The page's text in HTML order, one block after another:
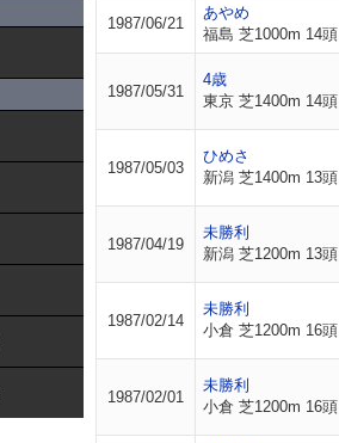
1987/06/21
あやめ
福島 芝1000m 14頭
1987/05/31
4歳
東京 芝1400m 14頭
1987/05/03
ひめさ
新潟 芝1400m 13頭
1987/04/19
未勝利
新潟 芝1200m 13頭
1987/02/14
未勝利
小倉 芝1200m 16頭
1987/02/01
未勝利
小倉 芝1200m 16頭